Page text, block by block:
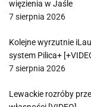
więzienia w Jaśle
7 sierpnia 2026
Kolejne wyrzutnie
system Pilica+
7 sierpnia 2026
Lewackie rozróby